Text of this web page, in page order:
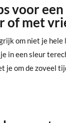
voor
of met
om niet je hele
in een sleur
je om de zoveel